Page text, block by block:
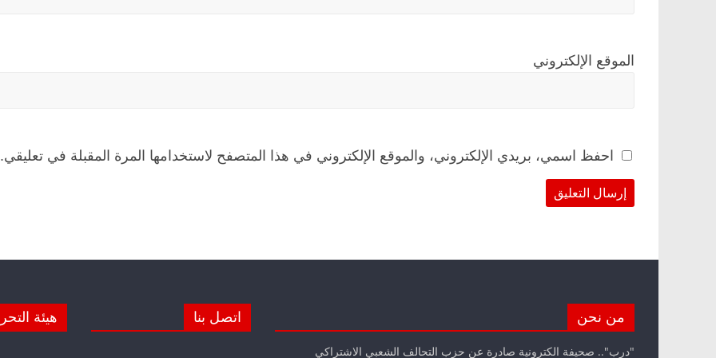
الموقع الإلكتروني
احفظ اسمي، بريدي الإلكتروني، والموقع الإلكتروني في هذا المتصفح لاستخدامها المرة المقبلة في تعليقي.
من نحن
"درب".. صحيفة الكترونية صادرة عن حزب التحالف الشعبي الاشتراكي
اتصل بنا هيئة